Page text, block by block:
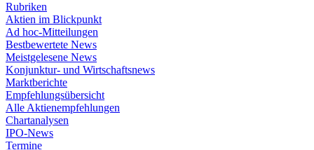
Rubriken
Aktien im Blickpunkt
Ad hoc-Mitteilungen
Bestbewertete News
Meistgelesene News
Konjunktur- und Wirtschaftsnews
Marktberichte
Empfehlungsübersicht
Alle Aktienempfehlungen
Chartanalysen
IPO-News
Termine